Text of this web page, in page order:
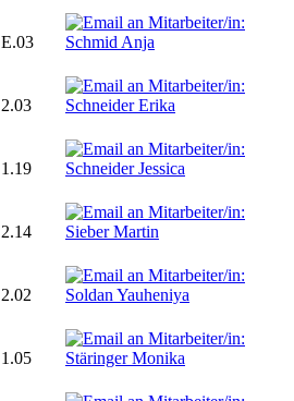
E.03
2.03
1.19
2.14
2.02
1.05